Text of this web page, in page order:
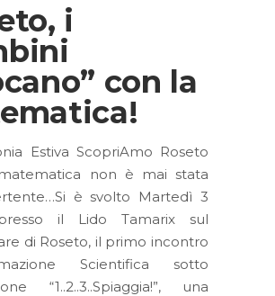
i
con la
Estiva ScopriAmo Roseto
non è mai stata
è svolto Martedì 3
il Lido Tamarix sul
di Roseto, il primo incontro
Scientifica sotto
“1..2..3..Spiaggia!”, una